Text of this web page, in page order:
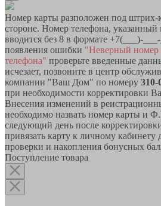
Номер карты разположен под штрих-
стороне. Номер телефона,
вводится без 8 в формате +7(___)-
появления ошибки "Неверный номер
телефона" проверьте введенные
исчезает, позвоните в центр
компании "Ваш Дом" по номеру 310-
при необходимости корректировки
Внесения изменений в
необходимо назвать номер карты и
следующий день после
привязать карту к личному кабинету
проверки и накопления бонусных
Поступление товара